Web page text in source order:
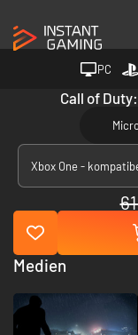
PC
Call of
Medien